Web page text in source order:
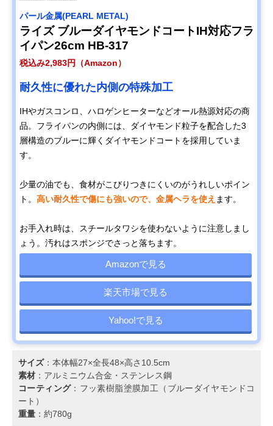
パール金属(PEARL METAL)
ライズ ブルーダイヤモンドコートIH対応フラ
イパン26cm HB-317
税込み2,983円（Amazon）
耐久性に優れた内側の特殊加工
IHやガスコンロ、ハロゲンヒーターなどオール熱源対応の商
品。フライパンの内側には、ダイヤモンド粒子を配合した3
層構造のブルーに輝くダイヤモンドコートを採用していま
す。
少量の油でも、食材がこびりつきにくいのがうれしいポイン
ト。 高い耐久性で傷にも強いので、金属ヘラを使え ます。
お手入れ時は、スチールタワシを使わないように注意しまし
ょう。汚れはスポンジでさっと落ちます。
Amazonで見る
楽天市場で見る
Yahoo!で見る
サイズ：本体幅27×全長48×高さ10.5cm
素材 ：アルミニウム合金・ステンレス鋼
コーティング：フッ素樹脂塗膜加工（ブルーダイヤモンドコ
ート）
重量 ：約780g